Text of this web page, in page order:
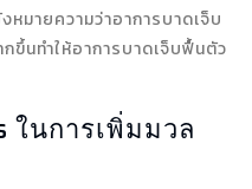
มายความว่าอาการบาดเจ็บ
ขึ้นทำให้อาการบาดเจ็บฟื้นตัว
ในการเพิ่มมวล